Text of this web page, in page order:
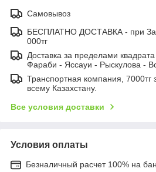
Самовывоз
БЕСПЛАТНО ДОСТАВКА - при
000тг
Доставка за пределами
Фараби - Яссауи - Рыскулова -
Транспортная компания, 7000тг
всему Казахстану.
Все условия доставки
Условия оплаты
Безналичный расчет 100% на